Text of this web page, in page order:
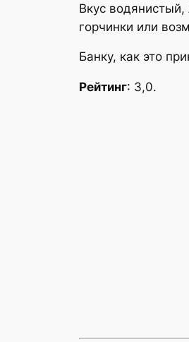
Вкус
горчинки или
Банку, как это
Рейтинг: 3,0.